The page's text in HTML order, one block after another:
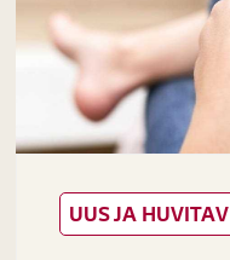
UUS JA HUVITAV